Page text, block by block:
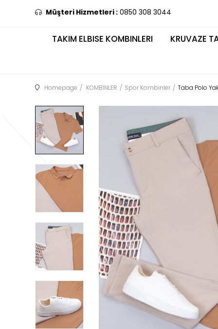
Müşteri Hizmetleri : 0850 308 3044
TAKIM ELBISE KOMBINLERI KRUVAZE
Homepage KOMBİNLER Spor Kombinler Taba Polo